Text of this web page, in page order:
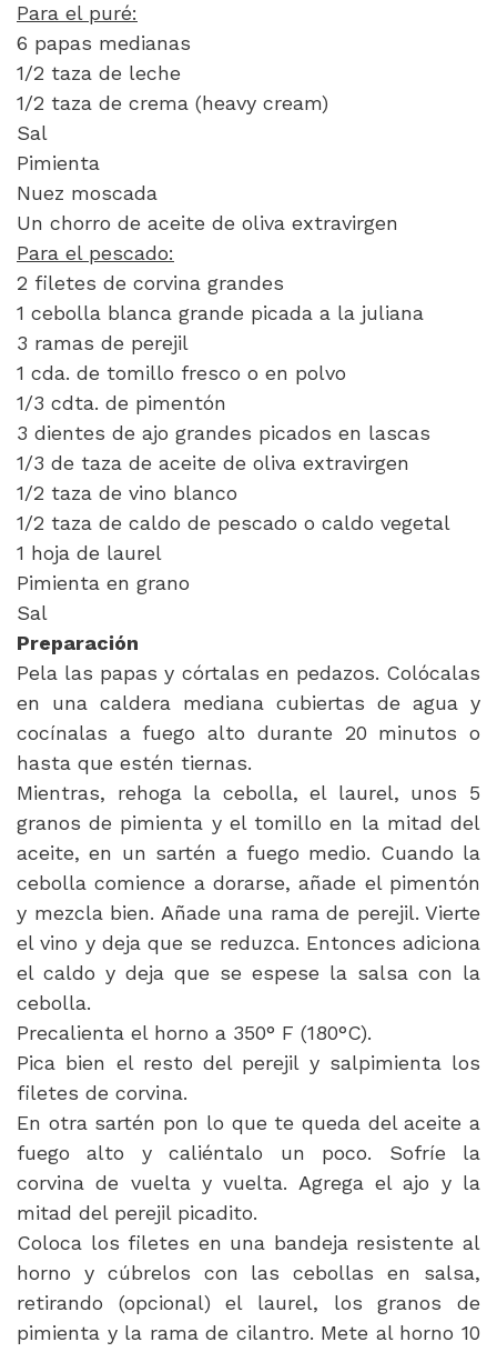
Para el puré:
6 papas medianas
1/2 taza de leche
1/2 taza de crema (heavy cream)
Sal
Pimienta
Nuez moscada
Un chorro de aceite de oliva extravirgen
Para el pescado:
2 filetes de corvina grandes
1 cebolla blanca grande picada a la juliana
3 ramas de perejil
1 cda. de tomillo fresco o en polvo
1/3 cdta. de pimentón
3 dientes de ajo grandes picados en lascas
1/3 de taza de aceite de oliva extravirgen
1/2 taza de vino blanco
1/2 taza de caldo de pescado o caldo vegetal
1 hoja de laurel
Pimienta en grano
Sal
Preparación
Pela las papas y córtalas en pedazos. Colócalas
en una caldera mediana cubiertas de agua y
cocínalas a fuego alto durante 20 minutos o
hasta que estén tiernas.
Mientras, rehoga la cebolla, el laurel, unos 5
granos de pimienta y el tomillo en la mitad del
aceite, en un sartén a fuego medio. Cuando la
cebolla comience a dorarse, añade el pimentón
y mezcla bien. Añade una rama de perejil. Vierte
el vino y deja que se reduzca. Entonces adiciona
el caldo y deja que se espese la salsa con la
cebolla.
Precalienta el horno a 350° F (180°C).
Pica bien el resto del perejil y salpimienta los
filetes de corvina.
En otra sartén pon lo que te queda del aceite a
fuego alto y caliéntalo un poco. Sofríe la
corvina de vuelta y vuelta. Agrega el ajo y la
mitad del perejil picadito.
Coloca los filetes en una bandeja resistente al
horno y cúbrelos con las cebollas en salsa,
retirando (opcional) el laurel, los granos de
pimienta y la rama de cilantro. Mete al horno 10